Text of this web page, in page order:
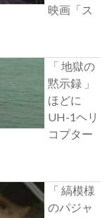
映画「ス
「 地獄の
黙示録 」
ほどに
UH-1ヘリ
コプター
「 縞模様
のパジャ